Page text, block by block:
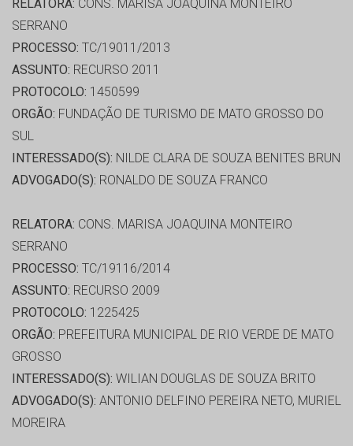
RELATORA: CONS. MARISA JOAQUINA MONTEIRO
SERRANO
PROCESSO: TC/19011/2013
ASSUNTO: RECURSO 2011
PROTOCOLO: 1450599
ORGÃO: FUNDAÇÃO DE TURISMO DE MATO GROSSO DO
SUL
INTERESSADO(S): NILDE CLARA DE SOUZA BENITES BRUN
ADVOGADO(S): RONALDO DE SOUZA FRANCO
RELATORA: CONS. MARISA JOAQUINA MONTEIRO
SERRANO
PROCESSO: TC/19116/2014
ASSUNTO: RECURSO 2009
PROTOCOLO: 1225425
ORGÃO: PREFEITURA MUNICIPAL DE RIO VERDE DE MATO
GROSSO
INTERESSADO(S): WILIAN DOUGLAS DE SOUZA BRITO
ADVOGADO(S): ANTONIO DELFINO PEREIRA NETO, MURIEL
MOREIRA